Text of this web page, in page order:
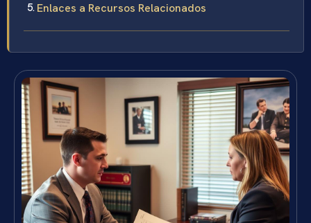
Enlaces a Recursos Relacionados